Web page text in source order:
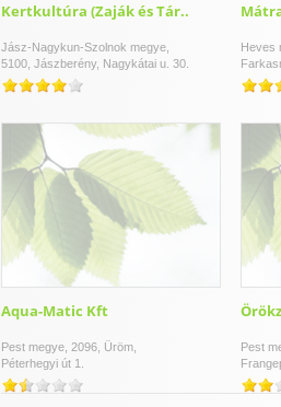
Kertkultúra (Zaják és Tár..
Jász-Nagykun-Szolnok megye,
5100, Jászberény, Nagykátai u. 30.
Heves
Aqua-Matic Kft
Pest megye, 2096, Üröm,
Péterhegyi út 1.
Pest